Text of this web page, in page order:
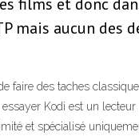
mais aucun des
faire des taches
Kodi est un
et spécialisé